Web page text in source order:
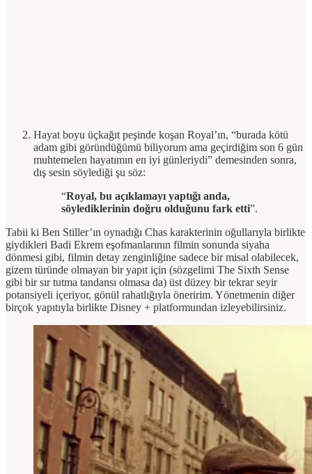
Hayat boyu üçkağıt peşinde koşan Royal’ın, “burada kötü
adam gibi göründüğümü biliyorum ama geçirdiğim son 6 gün
muhtemelen hayatımın en iyi günleriydi” demesinden sonra,
dış sesin söylediği şu söz:
“Royal, bu açıklamayı yaptığı anda,
söylediklerinin doğru olduğunu fark etti”.
Tabii ki Ben Stiller’ın oynadığı Chas karakterinin oğullarıyla birlikte
giydikleri Badi Ekrem eşofmanlarının filmin sonunda siyaha
dönmesi gibi, filmin detay zenginliğine sadece bir misal olabilecek,
gizem türünde olmayan bir yapıt için (sözgelimi The Sixth Sense
gibi bir sır tutma tandansı olmasa da) üst düzey bir tekrar seyir
potansiyeli içeriyor, gönül rahatlığıyla öneririm. Yönetmenin diğer
birçok yapıtıyla birlikte Disney + platformundan izleyebilirsiniz.